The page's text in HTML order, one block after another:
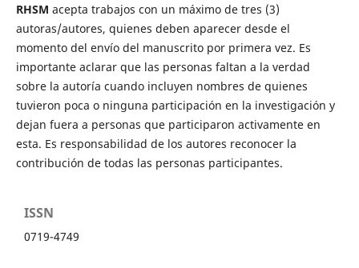
RHSM acepta trabajos con un máximo de tres (3)
autoras/autores, quienes deben aparecer desde el
momento del envío del manuscrito por primera vez. Es
importante aclarar que las personas faltan a la verdad
sobre la autoría cuando incluyen nombres de quienes
tuvieron poca o ninguna participación en la investigación y
dejan fuera a personas que participaron activamente en
esta. Es responsabilidad de los autores reconocer la
contribución de todas las personas participantes.
ISSN
0719-4749